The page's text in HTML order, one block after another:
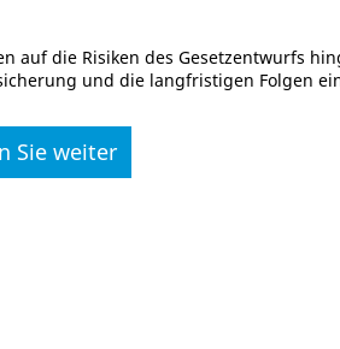
auf die Risiken des Gesetzentwurfs
und die langfristigen Folgen
Sie weiter